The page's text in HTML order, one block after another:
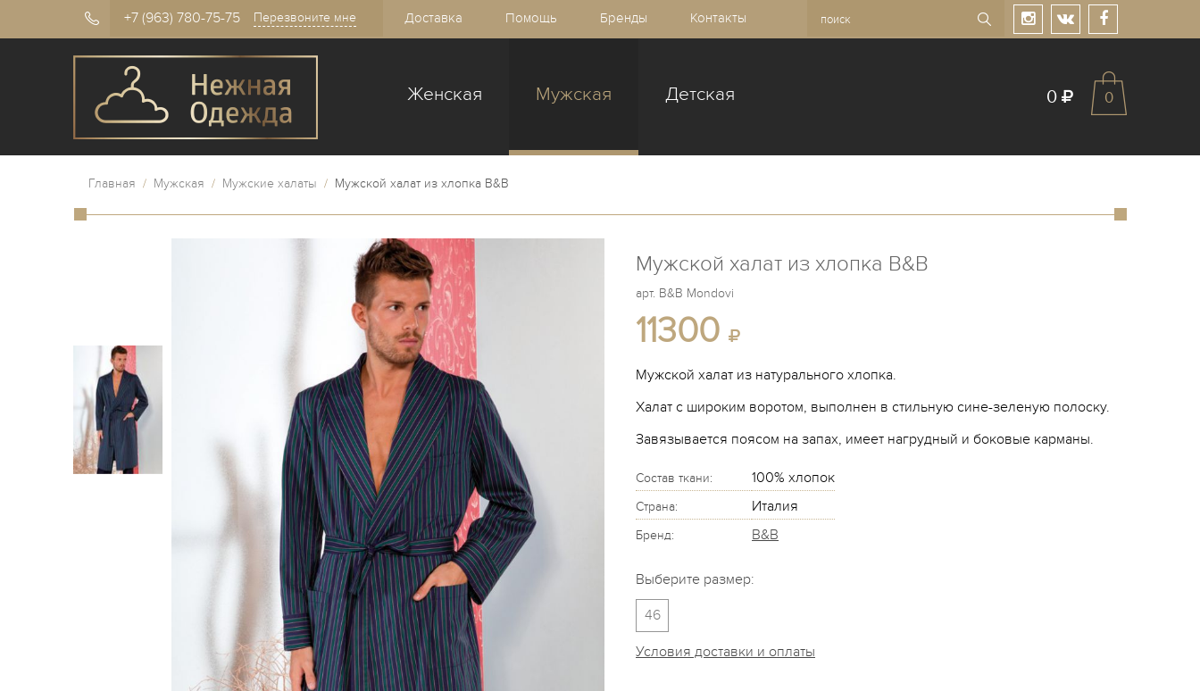
+7 (963) 780-75-75 Перезвоните мне Доставка Помощь Бренды Контакты
Женская Мужская Детская 0 0
Главная / Мужская / Мужские халаты / Мужской халат из хлопка B&B
Мужской халат из хлопка B&B
арт. B&B Mondovi
11300
Мужской халат из натурального хлопка.
Халат с широким воротом, выполнен в стильную сине-зеленую полоску.
Завязывается поясом на запах, имеет нагрудный и боковые карманы.
Состав ткани: 100% хлопок
Страна: Италия
Бренд: B&B
Выберите размер:
46
Условия доставки и оплаты